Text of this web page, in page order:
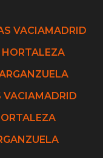
VACIAMADRID
HORTALEZA
VACIAMADRID